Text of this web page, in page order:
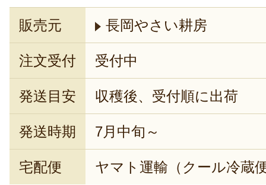
販売元 長岡やさい耕房
注文受付 受付中
発送目安 収穫後、受付順に出荷
発送時期 7月中旬～
宅配便 ヤマト運輸（クール冷蔵